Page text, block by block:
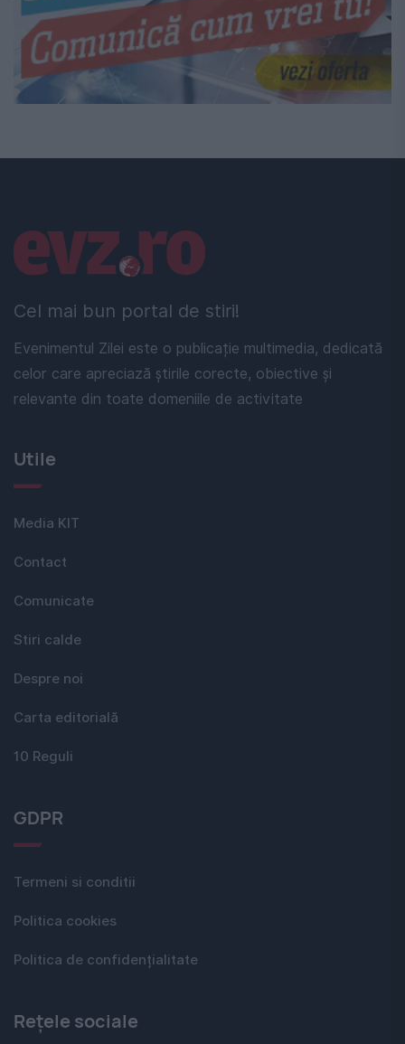
Cel mai bun portal de stiri!
Evenimentul Zilei este o publicație multimedia, dedicată
celor care apreciază știrile corecte, obiective și
relevante din toate domeniile de activitate
Linkuri utile
Utile
Media KIT
Contact
Comunicate
Stiri calde
Despre noi
Carta editorială
10 Reguli
GDPR
Termeni si conditii
Politica cookies
Politica de confidențialitate
Rețele sociale